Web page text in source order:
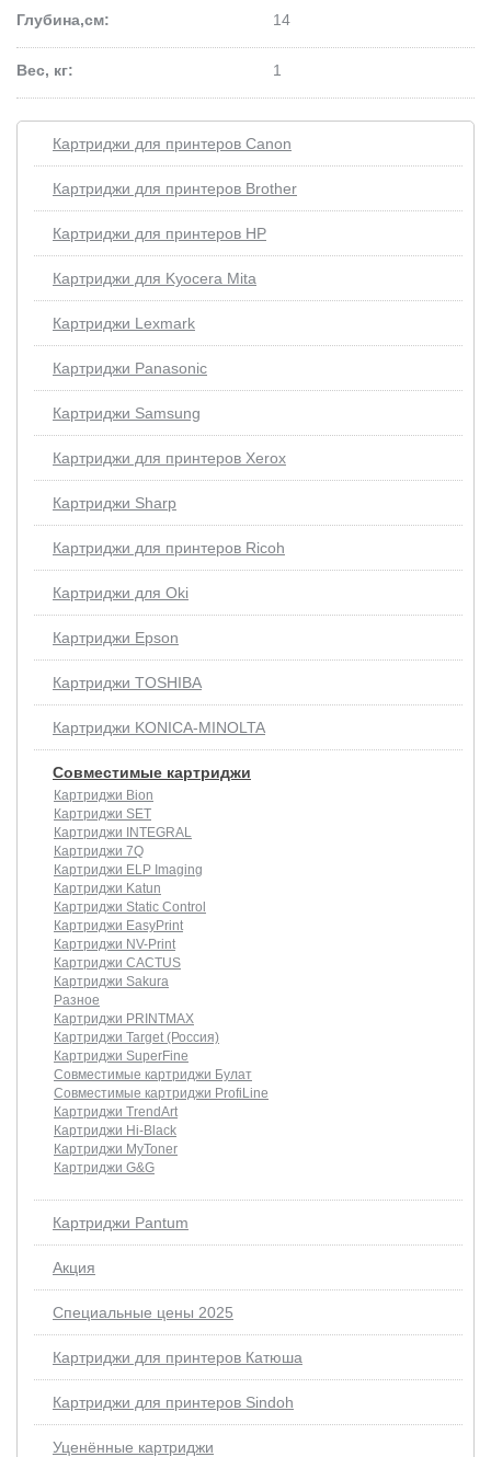
Глубина,см: 14
Вес, кг: 1
Картриджи для принтеров Сanon
Картриджи для принтеров Brother
Картриджи для принтеров HP
Картриджи для Kyocera Mita
Картриджи Lexmark
Картриджи Panasonic
Картриджи Samsung
Картриджи для принтеров Xerox
Картриджи Sharp
Картриджи для принтеров Ricoh
Картриджи для Oki
Картриджи Epson
Картриджи TOSHIBA
Картриджи KONICA-MINOLTA
Совместимые картриджи
Картриджи Bion
Картриджи SET
Картриджи INTEGRAL
Картриджи 7Q
Картриджи ELP Imaging
Картриджи Katun
Картриджи Static Control
Картриджи EasyPrint
Картриджи NV-Print
Картриджи CACTUS
Картриджи Sakura
Разное
Картриджи PRINTMAX
Картриджи Target (Россия)
Картриджи SuperFine
Совместимые картриджи Булат
Совместимые картриджи ProfiLine
Картриджи TrendArt
Картриджи Hi-Black
Картриджи MyToner
Картриджи G&G
Картриджи Pantum
Акция
Специальные цены 2025
Картриджи для принтеров Катюша
Картриджи для принтеров Sindoh
Уценённые картриджи